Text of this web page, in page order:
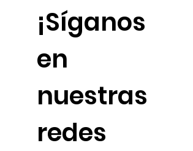
¡Síganos
en
nuestras
redes